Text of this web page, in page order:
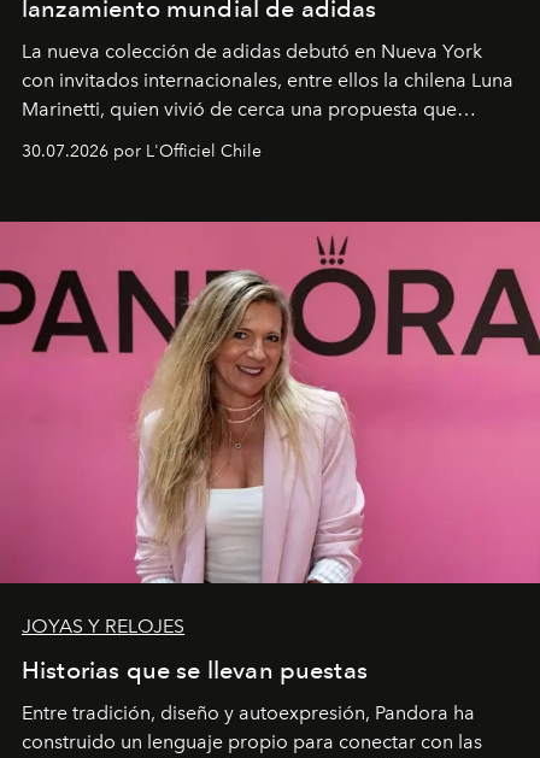
lanzamiento mundial de adidas
La nueva colección de adidas debutó en Nueva York
con invitados internacionales, entre ellos la chilena Luna
Marinetti, quien vivió de cerca una propuesta que
fusiona moda y rendimiento.
30.07.2026 por L'Officiel Chile
JOYAS Y RELOJES
Historias que se llevan puestas
Entre tradición, diseño y autoexpresión, Pandora ha
construido un lenguaje propio para conectar con las